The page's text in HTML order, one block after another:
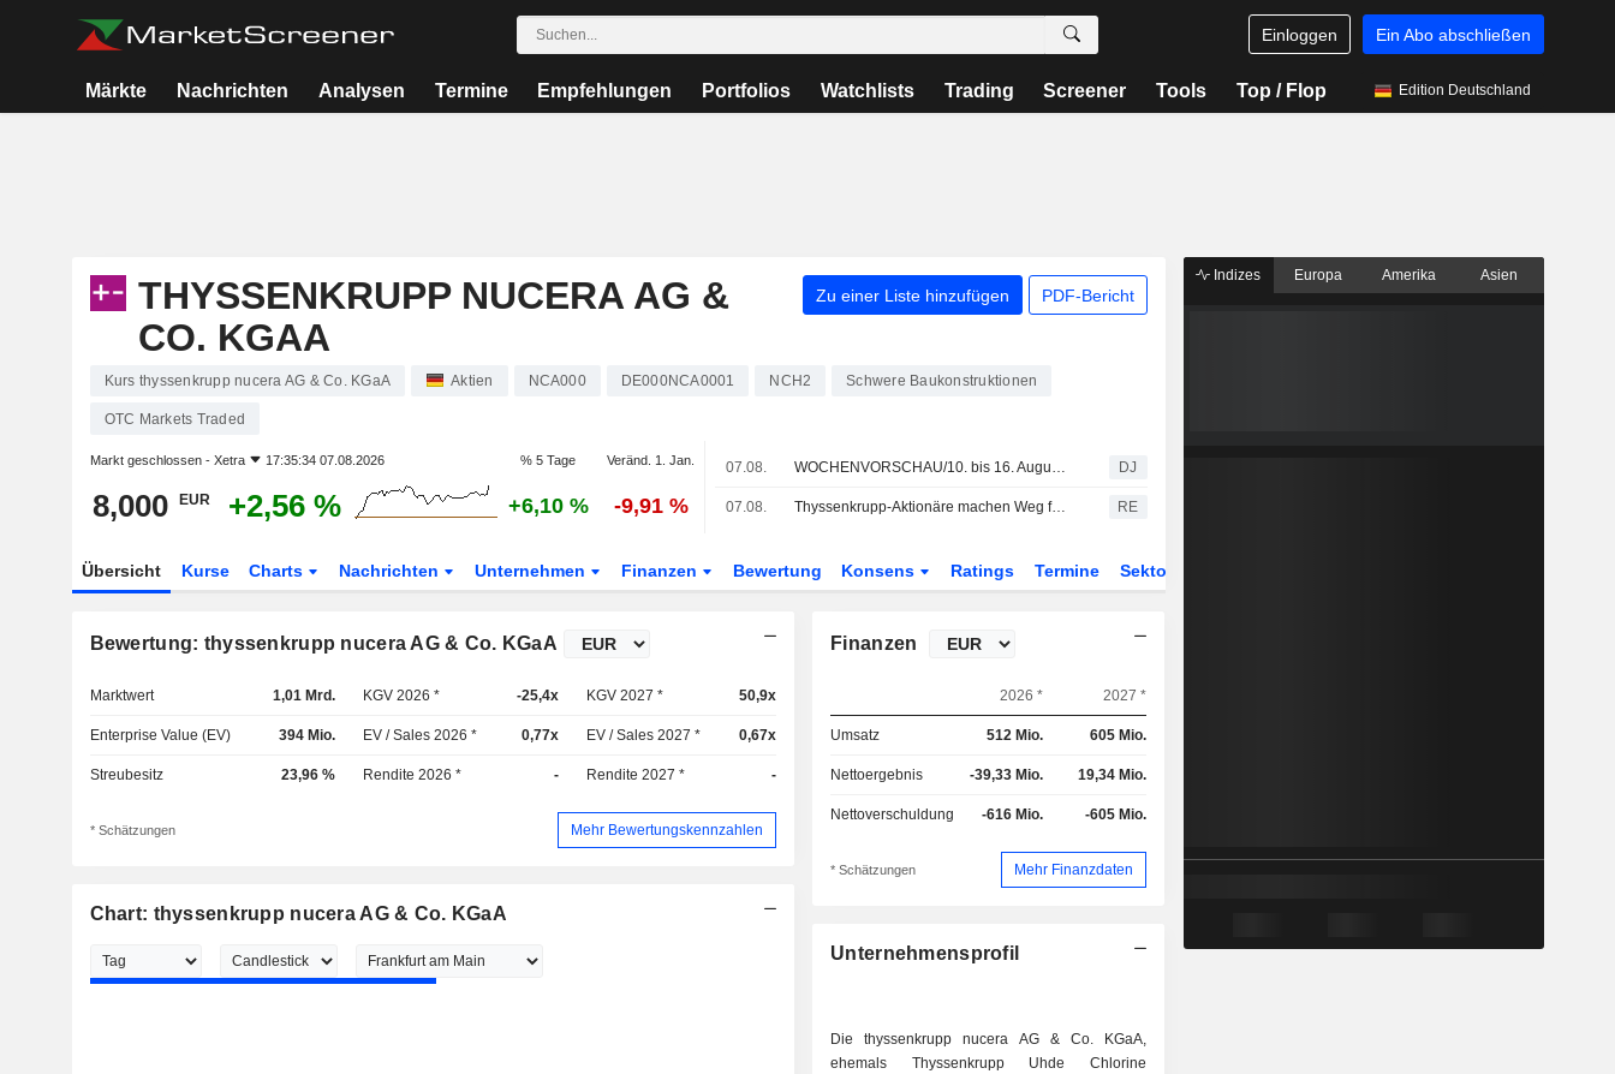
Einloggen Ein Abo abschließen
Märkte Nachrichten Analysen Termine Empfehlungen Portfolios Watchlists Trading Screener Tools Top / Flop Edition Deutschland
THYSSENKRUPP NUCERA AG &
CO. KGAA
Zu einer Liste hinzufügen PDF-Bericht
Kurs thyssenkrupp nucera AG & Co. KGaA Aktien NCA000 DE000NCA0001 NCH2 Schwere Baukonstruktionen
OTC Markets Traded
Markt geschlossen - Xetra 17:35:34 07.08.2026 % 5 Tage Veränd. 1. Jan.
8,000 EUR +2,56 % +6,10 % -9,91 %
07.08. WOCHENVORSCHAU/10. bis 16. August 2026 (33. KW) DJ
07.08. Thyssenkrupp-Aktionäre machen Weg für Börsengang von tk accelis frei RE
Übersicht Kurse Charts Nachrichten Unternehmen Finanzen Bewertung Konsens Ratings Termine Sektor
Bewertung: thyssenkrupp nucera AG & Co. KGaA
Marktwert 1,01 Mrd. KGV 2026 * -25,4x KGV 2027 * 50,9x
Enterprise Value (EV) 394 Mio. EV / Sales 2026 * 0,77x EV / Sales 2027 * 0,67x
Streubesitz 23,96 % Rendite 2026 * - Rendite 2027 * -
* Schätzungen Mehr Bewertungskennzahlen
Chart: thyssenkrupp nucera AG & Co. KGaA
Finanzen
2026 * 2027 *
Umsatz 512 Mio. 605 Mio.
Nettoergebnis -39,33 Mio. 19,34 Mio.
Nettoverschuldung -616 Mio. -605 Mio.
* Schätzungen Mehr Finanzdaten
Unternehmensprofil
Die thyssenkrupp nucera AG & Co. KGaA,
ehemals Thyssenkrupp Uhde Chlorine
Indizes Europa Amerika Asien